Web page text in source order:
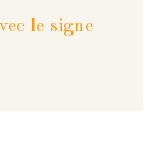
le signe